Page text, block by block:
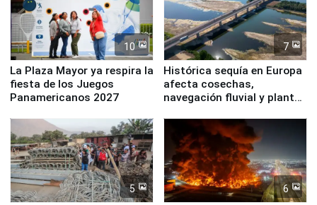
10
La Plaza Mayor ya respira la
fiesta de los Juegos
Panamericanos 2027
7
Histórica sequía en Europa
afecta cosechas,
navegación fluvial y plantas
5 6